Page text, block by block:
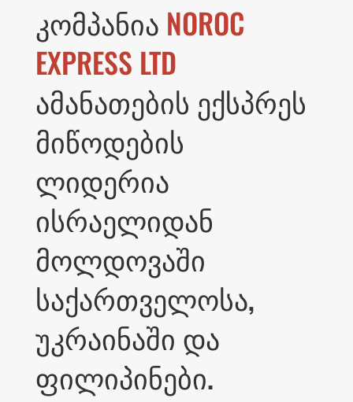
კომპანია NOROC
EXPRESS LTD
ამანათების ექსპრეს
მიწოდების
ლიდერია
ისრაელიდან
მოლდოვაში
საქართველოსა,
უკრაინაში და
ფილიპინები.